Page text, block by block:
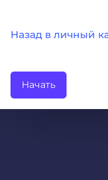
Назад в личный
Начать